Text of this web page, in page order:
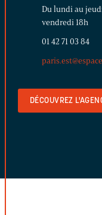
Du lundi au
vendredi 18h
01 42 71 03 84
DÉCOUVREZ